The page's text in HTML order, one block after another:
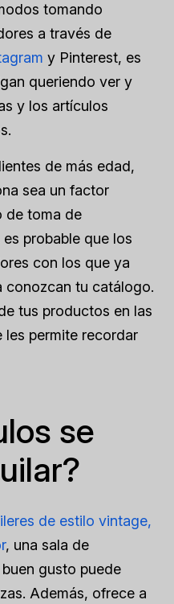
tomando
a través de
y Pinterest, es
queriendo ver y
y los artículos
de más edad,
sea un factor
de toma de
probable que los
con los que ya
conozcan tu catálogo.
tus productos en las
les permite recordar
se
de estilo vintage,
, una sala de
gusto puede
Además, ofrece a